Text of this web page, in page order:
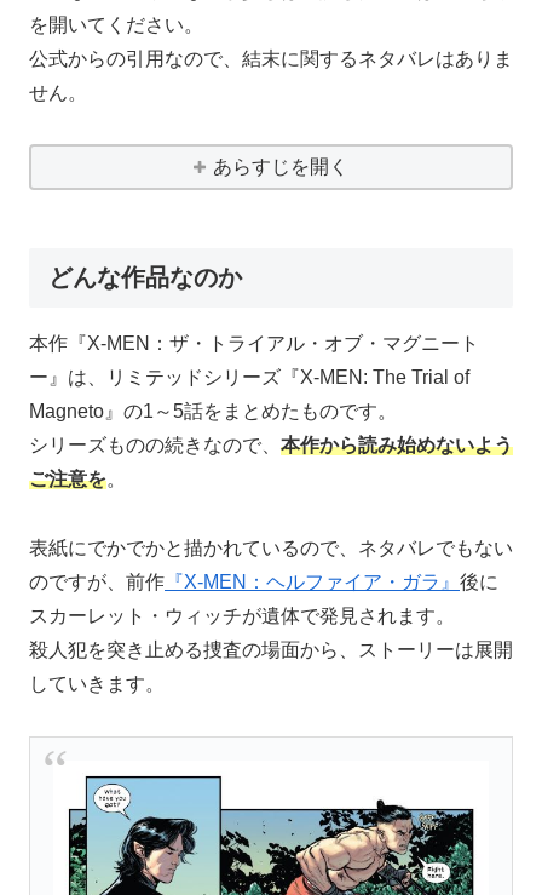
を開いてください。
公式からの引用なので、結末に関するネタバレはありま
せん。
あらすじを開く
どんな作品なのか
本作『X-MEN：ザ・トライアル・オブ・マグニート
ー』は、リミテッドシリーズ『X-MEN: The Trial of
Magneto』の1～5話をまとめたものです。
シリーズものの続きなので、 本作から読み始めないよう
ご注意を。
表紙にでかでかと描かれているので、ネタバレでもない
のですが、前作 『X-MEN：ヘルファイア・ガラ』 後に
スカーレット・ウィッチが遺体で発見されます。
殺人犯を突き止める捜査の場面から、ストーリーは展開
していきます。